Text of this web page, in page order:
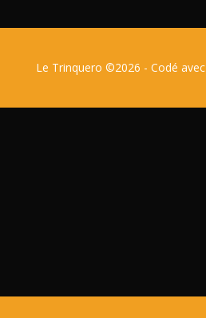
Le Trinquero ©2026 - Codé avec